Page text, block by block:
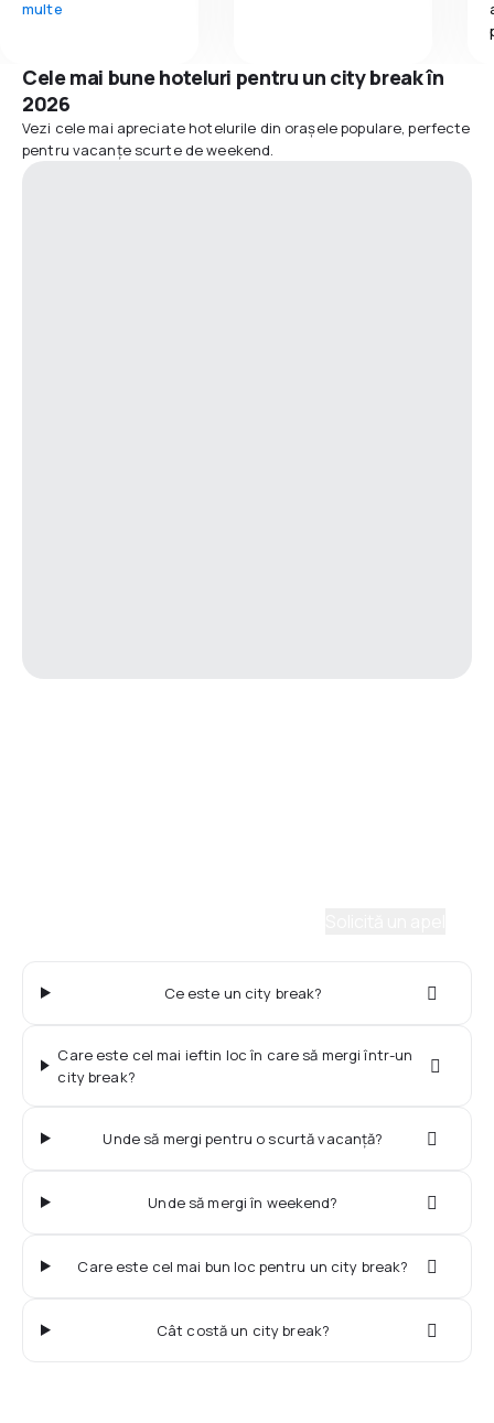
multe
Cele mai bune hoteluri pentru un city break în
2026
Vezi cele mai apreciate hotelurile din orașele populare, perfecte
pentru vacanțe scurte de weekend.
Ce este un city break?
Care este cel mai ieftin loc în care să mergi într-un
city break?
Unde să mergi pentru o scurtă vacanță?
Unde să mergi în weekend?
Care este cel mai bun loc pentru un city break?
Cât costă un city break?